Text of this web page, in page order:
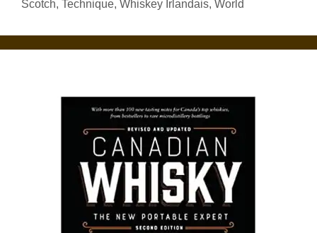
Scotch, Technique, Whiskey Irlandais, World